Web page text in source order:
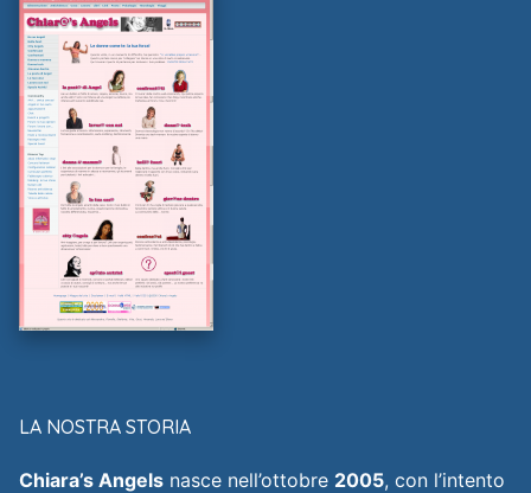
LA NOSTRA STORIA
Chiara’s Angels nasce nell’ottobre 2005, con l’intento